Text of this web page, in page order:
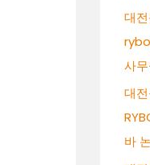
대
사
대
바